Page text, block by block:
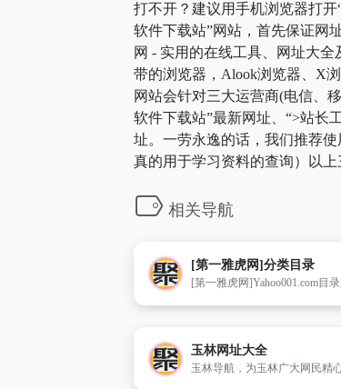
打不开？建议用手机浏览器打
软件下载站”网站，首先保证网
网 - 实用的在线工具、网址大
带的浏览器，Alook浏览器、X
网站会针对三大运营商(电信、
软件下载站”最新网址、“>站长
址。一劳永逸的话，我们推荐
真的用于学习资料的查询）以
相关导航
[第一雅虎网]分类目录
玉林网址大全